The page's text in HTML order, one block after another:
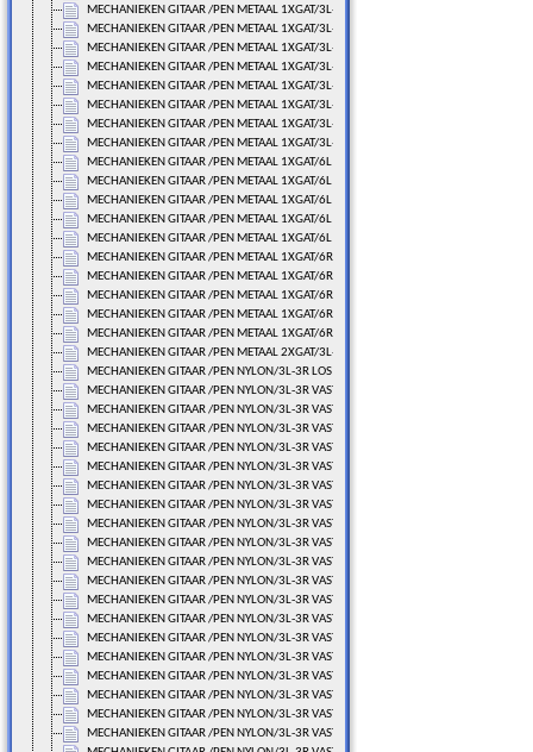
MECHANIEKEN GITAAR /PEN METAAL 1XGAT/3L-3R LOS
MECHANIEKEN GITAAR /PEN METAAL 1XGAT/3L-3R LOS
MECHANIEKEN GITAAR /PEN METAAL 1XGAT/3L-3R LOS
MECHANIEKEN GITAAR /PEN METAAL 1XGAT/3L-3R LOS
MECHANIEKEN GITAAR /PEN METAAL 1XGAT/3L-3R LOS
MECHANIEKEN GITAAR /PEN METAAL 1XGAT/3L-3R LOS
MECHANIEKEN GITAAR /PEN METAAL 1XGAT/3L-3R LOS
MECHANIEKEN GITAAR /PEN METAAL 1XGAT/3L-3R LOS
MECHANIEKEN GITAAR /PEN METAAL 1XGAT/6L LOS
MECHANIEKEN GITAAR /PEN METAAL 1XGAT/6L LOS
MECHANIEKEN GITAAR /PEN METAAL 1XGAT/6L LOS
MECHANIEKEN GITAAR /PEN METAAL 1XGAT/6L LOS
MECHANIEKEN GITAAR /PEN METAAL 1XGAT/6L LOS
MECHANIEKEN GITAAR /PEN METAAL 1XGAT/6R LOS
MECHANIEKEN GITAAR /PEN METAAL 1XGAT/6R LOS
MECHANIEKEN GITAAR /PEN METAAL 1XGAT/6R LOS
MECHANIEKEN GITAAR /PEN METAAL 1XGAT/6R LOS
MECHANIEKEN GITAAR /PEN METAAL 1XGAT/6R LOS
MECHANIEKEN GITAAR /PEN METAAL 2XGAT/3L-3R LOS
MECHANIEKEN GITAAR /PEN NYLON/3L-3R LOS
MECHANIEKEN GITAAR /PEN NYLON/3L-3R VAST/70 MM.
MECHANIEKEN GITAAR /PEN NYLON/3L-3R VAST/70 MM.
MECHANIEKEN GITAAR /PEN NYLON/3L-3R VAST/70 MM.
MECHANIEKEN GITAAR /PEN NYLON/3L-3R VAST/70 MM.
MECHANIEKEN GITAAR /PEN NYLON/3L-3R VAST/70 MM.
MECHANIEKEN GITAAR /PEN NYLON/3L-3R VAST/70 MM.
MECHANIEKEN GITAAR /PEN NYLON/3L-3R VAST/70 MM.
MECHANIEKEN GITAAR /PEN NYLON/3L-3R VAST/70 MM.
MECHANIEKEN GITAAR /PEN NYLON/3L-3R VAST/70 MM.
MECHANIEKEN GITAAR /PEN NYLON/3L-3R VAST/70 MM.
MECHANIEKEN GITAAR /PEN NYLON/3L-3R VAST/70 MM.
MECHANIEKEN GITAAR /PEN NYLON/3L-3R VAST/70 MM.
MECHANIEKEN GITAAR /PEN NYLON/3L-3R VAST/70 MM.
MECHANIEKEN GITAAR /PEN NYLON/3L-3R VAST/70 MM.
MECHANIEKEN GITAAR /PEN NYLON/3L-3R VAST/70 MM.
MECHANIEKEN GITAAR /PEN NYLON/3L-3R VAST/70 MM.
MECHANIEKEN GITAAR /PEN NYLON/3L-3R VAST/70 MM.
MECHANIEKEN GITAAR /PEN NYLON/3L-3R VAST/70 MM.
MECHANIEKEN GITAAR /PEN NYLON/3L-3R VAST/71 MM.